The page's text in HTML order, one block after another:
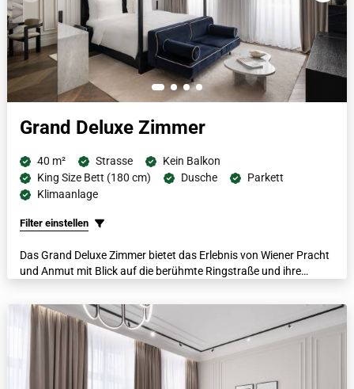
Grand Deluxe Zimmer
40 m² Strasse
Kein Balkon
King Size Bett (180 cm)
Dusche
Parkett
Klimaanlage
Filter einstellen
Das Grand Deluxe Zimmer bietet das Erlebnis von Wiener Pracht
und Anmut mit Blick auf die berühmte Ringstraße und ihre
luxuriösen Bademänteln, beheizten Fußböden und einer
Nespresso-Kaffeemaschine bietet jedes dieser geräumigen
Zimmer die Möglichkeit, mit anderen Zimmern verbunden zu